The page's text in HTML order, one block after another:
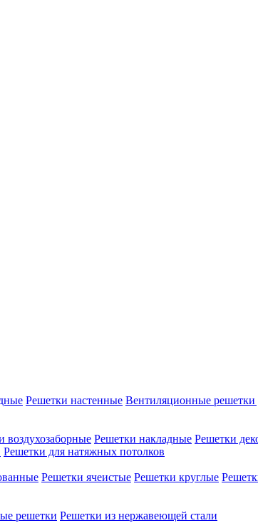
Решетки настенные Вентиляционные решетки
воздухозаборные Решетки накладные Решетки
Решетки для натяжных потолков
Решетки ячеистые Решетки круглые
решетки Решетки из нержавеющей стали